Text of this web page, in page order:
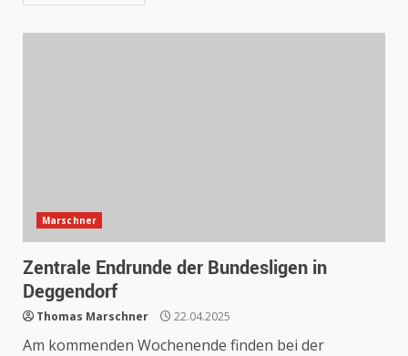
Marschner
Zentrale Endrunde der Bundesligen in
Deggendorf
Thomas Marschner 22.04.2025
Am kommenden Wochenende finden bei der